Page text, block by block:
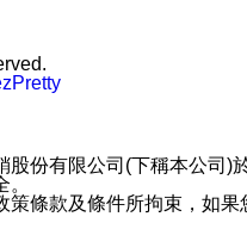
份有限公司(下稱本公司)
條款及條件所拘束，如